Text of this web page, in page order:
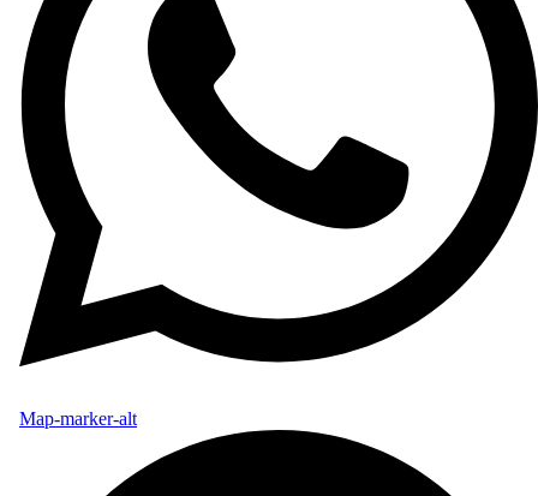
Map-marker-alt